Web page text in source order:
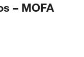
– MOFA